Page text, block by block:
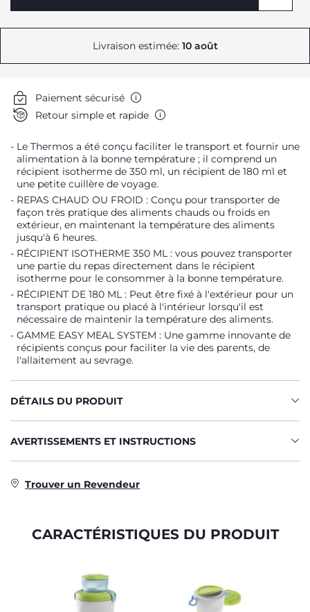
Livraison estimée: 10 août
Paiement sécurisé
Retour simple et rapide
Le Thermos a été conçu faciliter le transport et fournir une
alimentation à la bonne température ; il comprend un
récipient isotherme de 350 ml, un récipient de 180 ml et
une petite cuillère de voyage.
REPAS CHAUD OU FROID : Conçu pour transporter de
façon très pratique des aliments chauds ou froids en
extérieur, en maintenant la température des aliments
jusqu'à 6 heures.
RÉCIPIENT ISOTHERME 350 ML : vous pouvez transporter
une partie du repas directement dans le récipient
isotherme pour le consommer à la bonne température.
RÉCIPIENT DE 180 ML : Peut être fixé à l'extérieur pour un
transport pratique ou placé à l'intérieur lorsqu'il est
nécessaire de maintenir la température des aliments.
GAMME EASY MEAL SYSTEM : Une gamme innovante de
récipients conçus pour faciliter la vie des parents, de
l'allaitement au sevrage.
DÉTAILS DU PRODUIT
AVERTISSEMENTS ET INSTRUCTIONS
Trouver un Revendeur
CARACTÉRISTIQUES DU PRODUIT